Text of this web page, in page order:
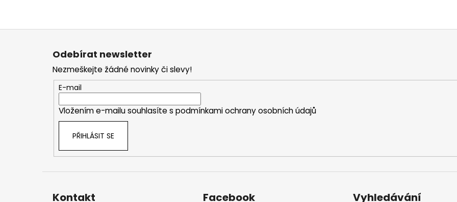
Odebírat newsletter
Nezmeškejte žádné novinky či slevy!
E-mail
Vložením e-mailu souhlasíte s podmínkami ochrany osobních údajů
PŘIHLÁSIT SE
Kontakt Facebook Vyhledávání